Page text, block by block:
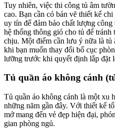
Tuy nhiên, việc thi công tủ âm
cao. Bạn cần có bản vẽ thiết kế
uy tín để đảm bảo chất lượng
hệ thống thông gió cho tủ để
chịu. Một điểm cần lưu ý nữa là
khi bạn muốn thay đổi bố cục
lưỡng trước khi quyết định lắp đặt
Tủ quần áo không cánh
Tủ quần áo không cánh là một xu
những năm gần đây. Với thiết kế
mở mang đến vẻ đẹp hiện đại,
gian phòng ngủ.